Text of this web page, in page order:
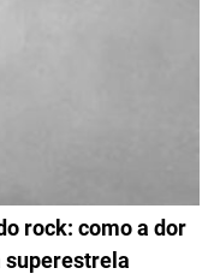
rock: como a dor
superestrela